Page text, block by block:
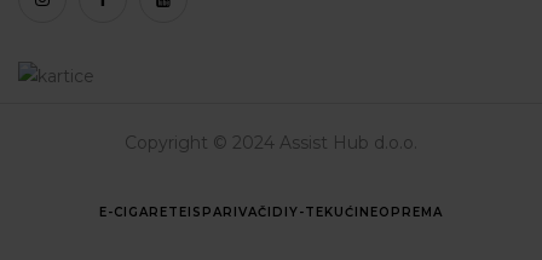
Copyright © 2024 Assist Hub d.o.o.
E-CIGARETEISPARIVAČI DIY-TEKUĆINEOPREMA